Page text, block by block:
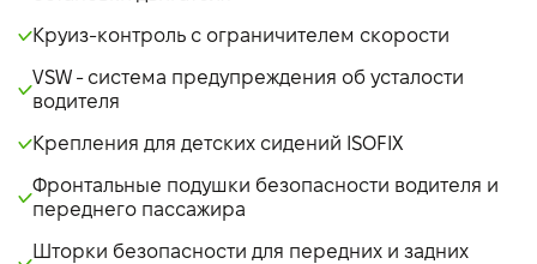
Круиз-контроль с ограничителем скорости
VSW - система предупреждения об усталости
водителя
Крепления для детских сидений ISOFIX
Фронтальные подушки безопасности водителя и
переднего пассажира
Шторки безопасности для передних и задних